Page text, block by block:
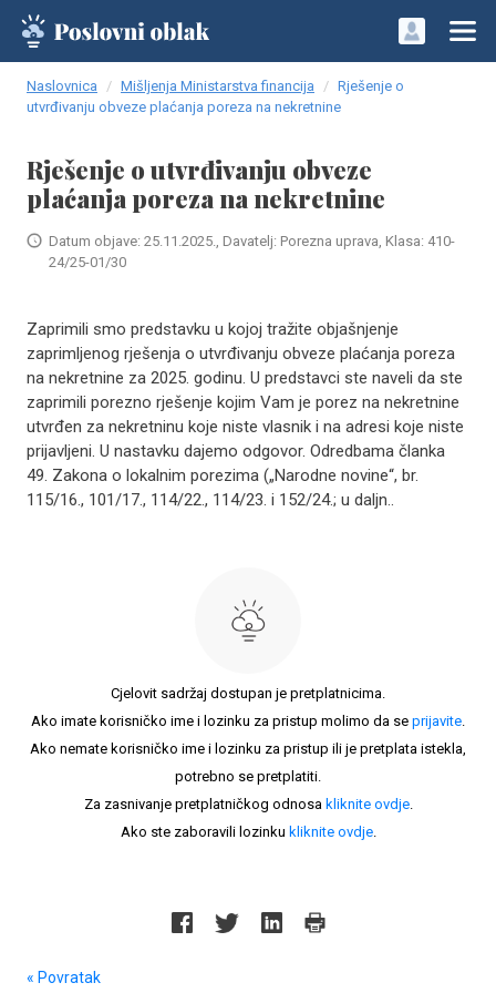
Naslovnica Mišljenja Ministarstva financija
Rješenje o
utvrđivanju obveze plaćanja poreza na nekretnine
Rješenje o utvrđivanju obveze
plaćanja poreza na nekretnine
Datum objave: 25.11.2025., Davatelj: Porezna uprava, Klasa: 410-
24/25-01/30
Zaprimili smo predstavku u kojoj tražite objašnjenje
zaprimljenog rješenja o utvrđivanju obveze plaćanja poreza
na nekretnine za 2025. godinu. U predstavci ste naveli da ste
zaprimili porezno rješenje kojim Vam je porez na nekretnine
utvrđen za nekretninu koje niste vlasnik i na adresi koje niste
prijavljeni. U nastavku dajemo odgovor. Odredbama članka
49. Zakona o lokalnim porezima („Narodne novine“, br.
115/16., 101/17., 114/22., 114/23. i 152/24.; u daljn..
Cjelovit sadržaj dostupan je pretplatnicima.
Ako imate korisničko ime i lozinku za pristup molimo da se prijavite.
Ako nemate korisničko ime i lozinku za pristup ili je pretplata istekla,
potrebno se pretplatiti.
Za zasnivanje pretplatničkog odnosa kliknite ovdje.
Ako ste zaboravili lozinku kliknite ovdje.
« Povratak